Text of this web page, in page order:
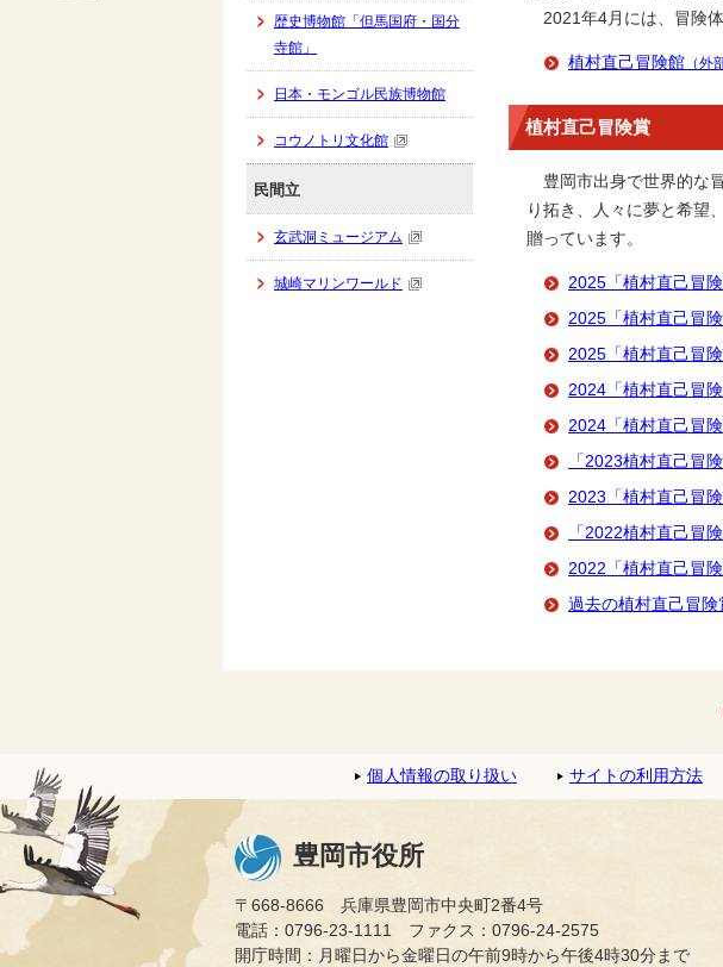
2021年4月には、冒険体
植村直己冒険館 （外
植村直己冒険賞
豊岡市出身で世界的な
り拓き、人々に夢と希望
贈っています。
2025「植村直己冒
2025「植村直己冒
2025「植村直己冒
2024「植村直己冒
2024「植村直己冒
「2023植村直己冒
2023「植村直己冒
「2022植村直己冒
2022「植村直己冒
過去の植村直己冒険
歴史博物館「但馬国府・国分
寺館」
日本・モンゴル民族博物館
コウノトリ文化館
民間立
玄武洞ミュージアム
城崎マリンワールド
個人情報の取り扱い サイトの利用方法
豊岡市役所
〒668-8666 兵庫県豊岡市中央町2番4号
電話：0796-23-1111 ファクス：0796-24-2575
開庁時間：月曜日から金曜日の午前9時から午後4時30分まで